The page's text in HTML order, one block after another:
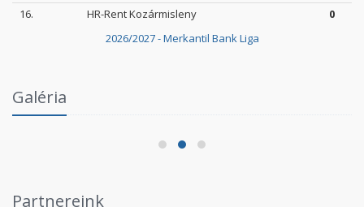
2026/2027 - Merkantil Bank Liga
16.
HR-Rent Kozármisleny 0
Galéria
Fórumban
2026.06.03.
Partnereink